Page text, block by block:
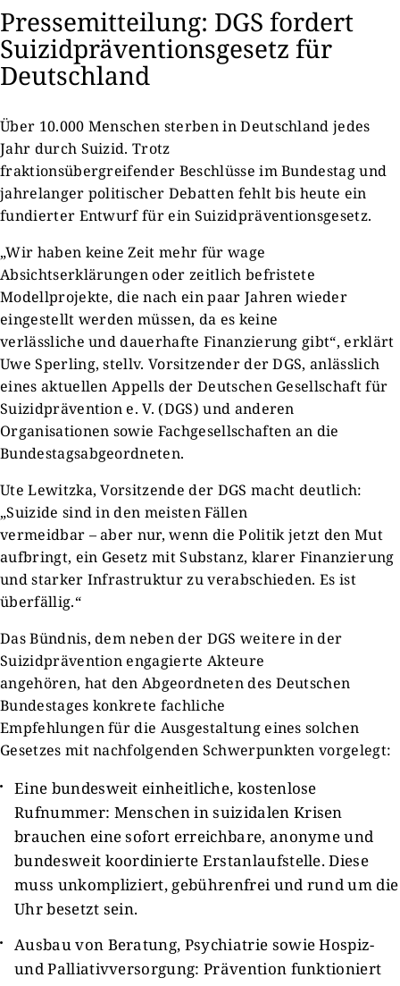
Pressemitteilung: DGS fordert
Suizidpräventionsgesetz für
Deutschland
Über 10.000 Menschen sterben in Deutschland jedes
Jahr durch Suizid. Trotz
fraktionsübergreifender Beschlüsse im Bundestag und
jahrelanger politischer Debatten fehlt bis heute ein
fundierter Entwurf für ein Suizidpräventionsgesetz.
„Wir haben keine Zeit mehr für wage
Absichtserklärungen oder zeitlich befristete
Modellprojekte, die nach ein paar Jahren wieder
eingestellt werden müssen, da es keine
verlässliche und dauerhafte Finanzierung gibt“, erklärt
Uwe Sperling, stellv. Vorsitzender der DGS, anlässlich
eines aktuellen Appells der Deutschen Gesellschaft für
Suizidprävention e. V. (DGS) und anderen
Organisationen sowie Fachgesellschaften an die
Bundestagsabgeordneten.
Ute Lewitzka, Vorsitzende der DGS macht deutlich:
„Suizide sind in den meisten Fällen
vermeidbar – aber nur, wenn die Politik jetzt den Mut
aufbringt, ein Gesetz mit Substanz, klarer Finanzierung
und starker Infrastruktur zu verabschieden. Es ist
überfällig.“
Das Bündnis, dem neben der DGS weitere in der
Suizidprävention engagierte Akteure
angehören, hat den Abgeordneten des Deutschen
Bundestages konkrete fachliche
Empfehlungen für die Ausgestaltung eines solchen
Gesetzes mit nachfolgenden Schwerpunkten vorgelegt:
Eine bundesweit einheitliche, kostenlose
Rufnummer: Menschen in suizidalen Krisen
brauchen eine sofort erreichbare, anonyme und
bundesweit koordinierte Erstanlaufstelle. Diese
muss unkompliziert, gebührenfrei und rund um die
Uhr besetzt sein.
Ausbau von Beratung, Psychiatrie sowie Hospiz-
und Palliativversorgung: Prävention funktioniert